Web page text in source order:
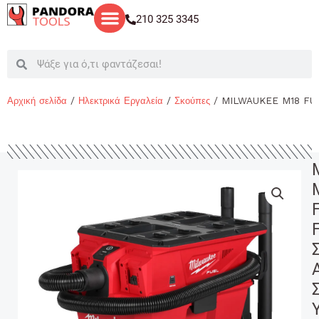
Μετάβαση
στο
210 325 3345
SearchSearch
Αρχική σελίδα / Ηλεκτρικά Εργαλεία / Σκούπες / MILWAUKEE M18